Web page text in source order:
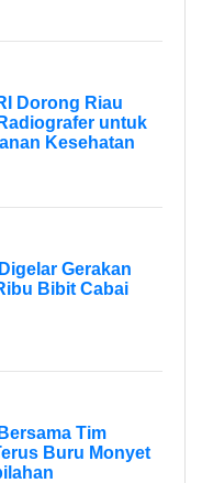
Dorong Riau
untuk
Kesehatan
Gerakan
Bibit Cabai
Tim
Buru Monyet